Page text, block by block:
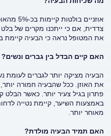
אוזניים
צדדית, אם כי ייתכנו מקרים של
את המטופל נראה כי הבעיה
האם קיים הבדל בין גברים ונשים?
הבעיה מציקה יותר לגברים לעומת
את האוזן. ככל שהבעיה חמורה
פתרון בגיל צעיר יותר. כאשר הבלט
באמצעות השיער, קיימת נטייה
מאוחר יותר.
האם תמיד הבעיה מולדת?